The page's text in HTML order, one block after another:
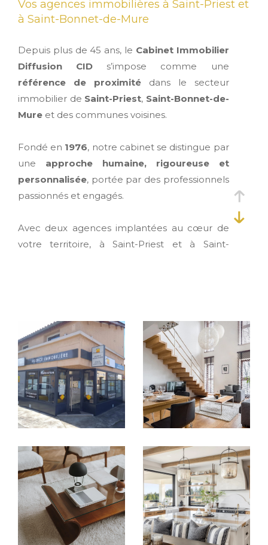
Vos agences immobilières à Saint-Priest et
à Saint-Bonnet-de-Mure
Depuis plus de 45 ans, le Cabinet Immobilier
Diffusion CID s’impose comme une
référence de proximitédans le secteur
immobilier de Saint-Priest, Saint-Bonnet-de-
Mure et des communes voisines.
Fondé en 1976, notre cabinet se distingue par
une approche humaine, rigoureuse et
personnalisée, portée par des professionnels
passionnés et engagés.
Avec deux agences implantées au cœur de
votre territoire, à Saint-Priest et à Saint-
Vendre avec justesse, au bon moment
et au bon prix
Vous avez un bien à vendre àSaint-Priest
Saint-Bonnet-de-Mure ou dans les
communes avoisinantes ? LeCabinet
Immobilier Diffusion CID
vous accompagne
de l’estimation à la signature de l’acte
justesse.
Nous intervenons sur tous types de biens :
Appartements T2, T3, T5
Maisons de villageavec jardin ou cour